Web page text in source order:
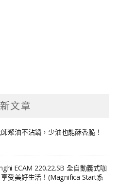
文章
師聚油不沾鍋，少油也能酥香脆！
ECAM 220.22.SB 全自動義式咖
受美好生活！(Magnifica Start系